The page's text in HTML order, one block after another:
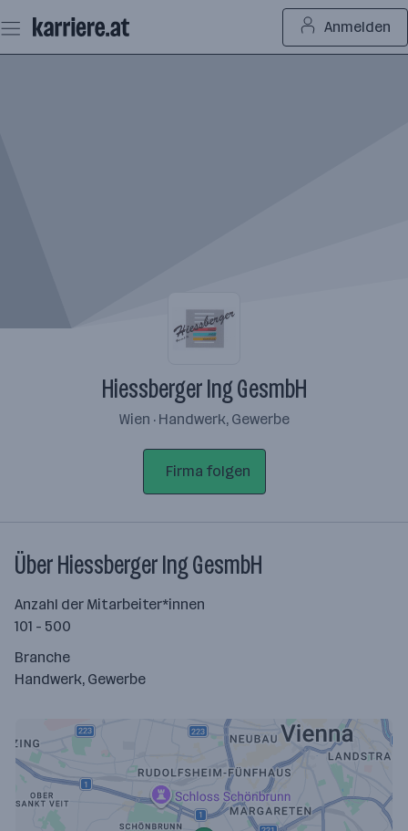
Seiteninhalt
springen
Anmelden
Hiessberger Ing GesmbH
Wien · Handwerk, Gewerbe
Firma folgen
Über Hiessberger Ing GesmbH
Anzahl der Mitarbeiter*innen
101 - 500
Branche
Handwerk, Gewerbe